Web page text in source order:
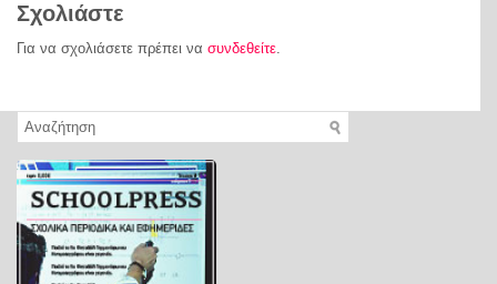
Σχολιάστε
Για να σχολιάσετε πρέπει να συνδεθείτε.